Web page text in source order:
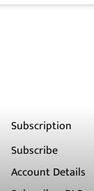
Subscription
Subscribe
Account Details